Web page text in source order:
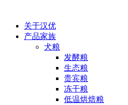
关于汉优
产品家族
犬粮
发酵粮
生态粮
贵宾粮
冻干粮
低温烘焙粮